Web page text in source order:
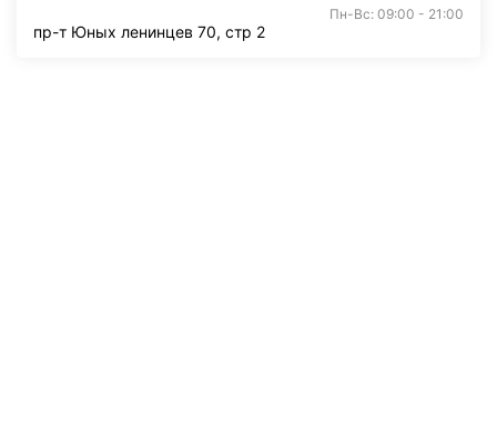
Пн-Вс: 09:00 - 21:00
пр-т Юных ленинцев 70, стр 2